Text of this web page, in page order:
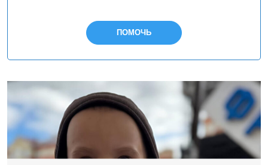
ПОМОЧЬ